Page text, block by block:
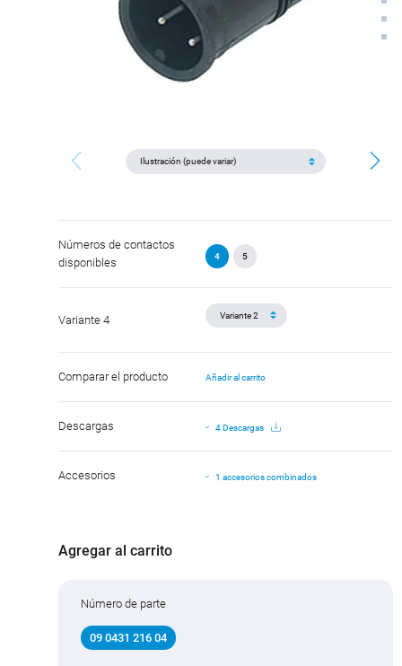
Números de contactos
disponibles
4 5
Variante 4
Comparar el producto Añadir al carrito
Descargas 4 Descargas
Accesorios 1 accesorios combinados
Agregar al carrito
Número de parte
09 0431 216 04